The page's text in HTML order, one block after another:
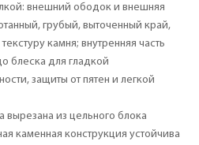
внешний ободок и внешняя
грубый, выточенный край,
камня; внутренняя часть
блеска для гладкой
защиты от пятен и легкой
вырезана из цельного блока
каменная конструкция устойчива